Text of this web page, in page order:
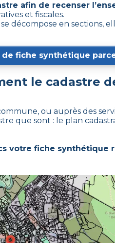
afin de recenser
et fiscales.
décompose en sections,
fiche synthétique
le cadastre
ou auprès des
que sont : le plan
votre fiche synthétique